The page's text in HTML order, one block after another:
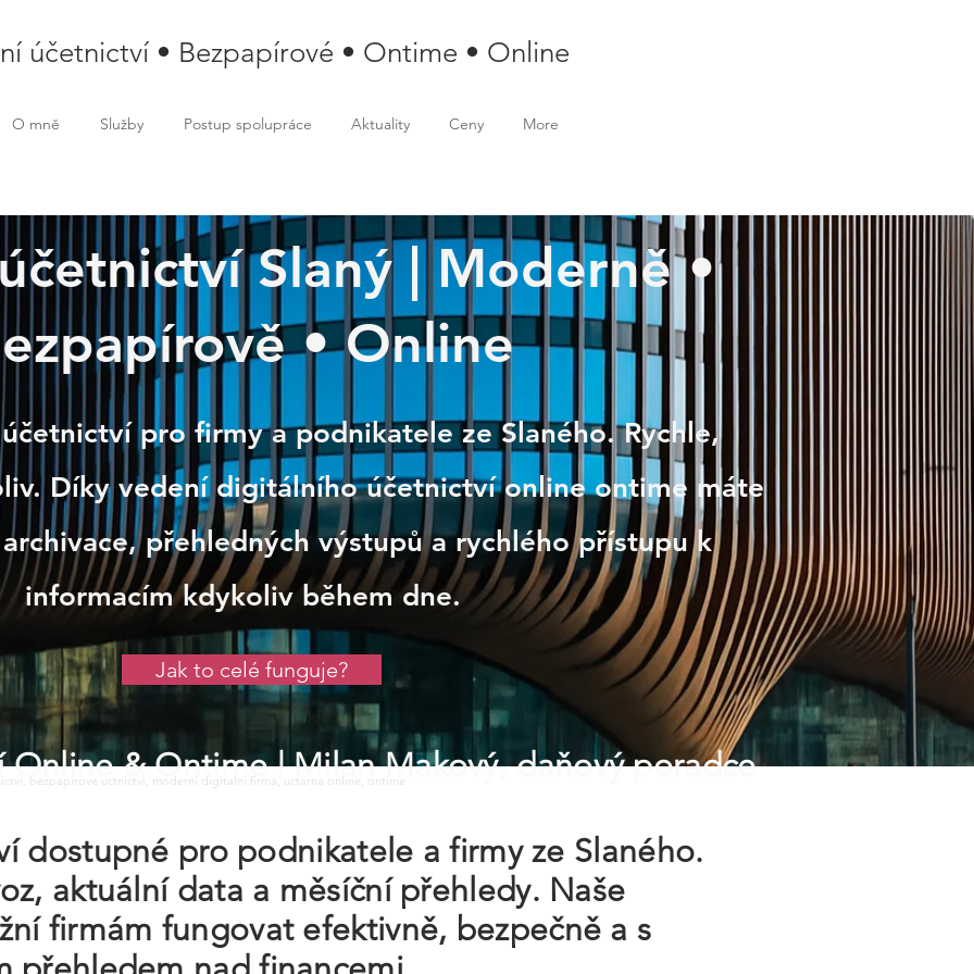
účetnictví • Bezpapírové • Ontime • Online
O mně Služby Postup spolupráce Aktuality Ceny More
Slaný | Moderně •
• Online
pro firmy a podnikatele ze Slaného. Rychle,
Díky vedení digitálního účetnictví online ontime máte
přehledných výstupů a rychlého přístupu k
informacím kdykoliv během dne.
Jak to celé funguje?
Online & Ontime| Milan Makový, daňový poradce
bezpapirove uctnictvi, moderni digitalni firma, uctarna online, ontime
dostupné pro podnikatele a firmy ze Slaného.
aktuální data a měsíční přehledy. Naše
firmám fungovat efektivně, bezpečně a s